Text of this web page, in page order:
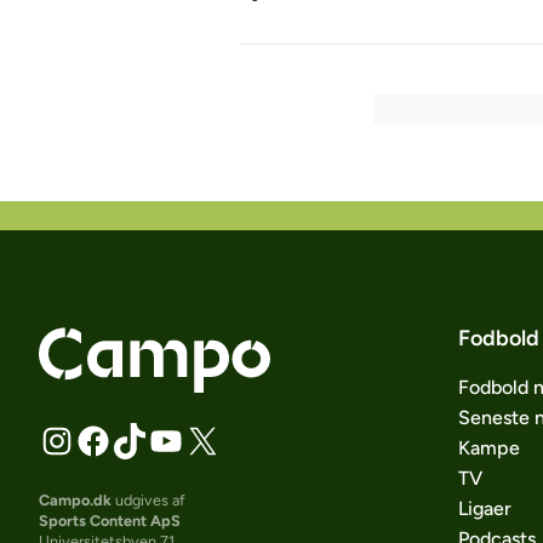
Campo.dk udgives af
Sports Content ApS
Fodbold
Fodbold
Seneste
Kampe
TV
Ligaer